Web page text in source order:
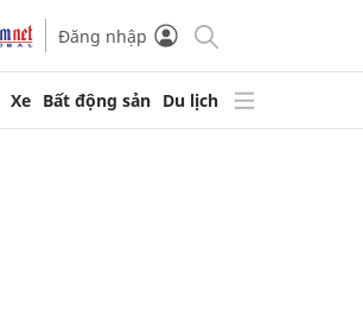
Đăng nhập
Xe Bất động sản Du lịch